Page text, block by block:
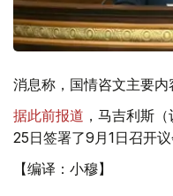
消息称，国情咨文主要内
据此前报道 ，马吉利斯
25日签署了9月1日召开
【编译：小穆】